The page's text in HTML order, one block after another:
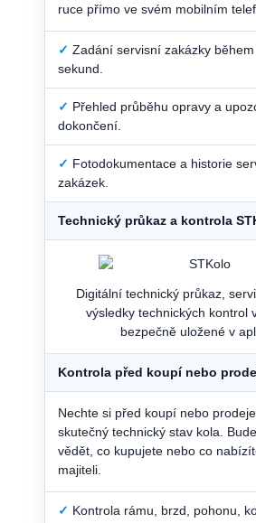
ruce přímo ve svém mobilním
✓ Zadání servisní zakázky
sekund.
✓ Přehled průběhu opravy a
dokončení.
✓ Fotodokumentace a historie
zakázek.
Technický průkaz a kontrola
Digitální technický průkaz,
výsledky technických kontrol
bezpečně uložené v
Kontrola před koupí nebo
Nechte si před koupí nebo
skutečný technický stav kola.
vědět, co kupujete nebo co
majiteli.
✓ Kontrola rámu, brzd, pohonu,